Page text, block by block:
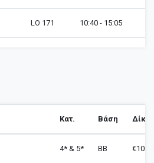
LO 171 10:40 - 15:05
Κατ. Βάση
4* & 5* BB €1099